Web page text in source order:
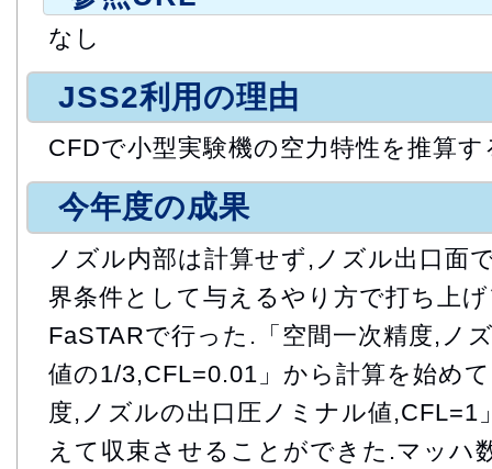
なし
JSS2利用の理由
CFDで小型実験機の空力特性を推算す
今年度の成果
ノズル内部は計算せず,ノズル出口面
界条件として与えるやり方で打ち上
FaSTARで行った.「空間一次精度,ノ
値の1/3,CFL=0.01」から計算を始め
度,ノズルの出口圧ノミナル値,CFL=1
えて収束させることができた.マッハ